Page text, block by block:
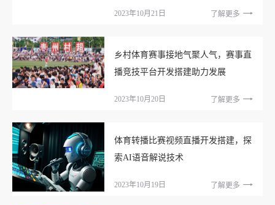
2023年10月21日 了解更多
乡村体育赛事接地气聚人气，赛事直
播竞技平台开发搭建助力发展
2023年10月20日 了解更多
体育转播比赛视频直播开发搭建，探
索AI语音解说技术
2023年10月19日 了解更多